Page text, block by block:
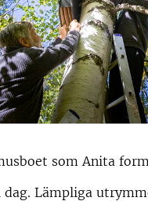
som Anita
dag. Lämpliga